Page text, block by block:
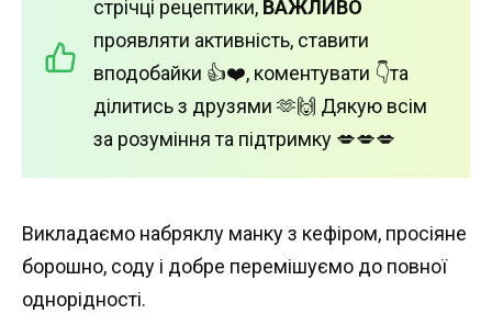
стрічці рецептики, ВАЖЛИВО
проявляти активність, ставити
вподобайки 👍❤️, коментувати 👇та
ділитись з друзями 🫶🙌 Дякую всім
за розуміння та підтримку 💋💋💋
Викладаємо набряклу манку з кефіром, просіяне
борошно, соду і добре перемішуємо до повної
однорідності.